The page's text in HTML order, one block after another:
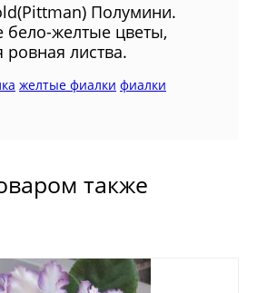
Полумини.
желтые цветы,
ровная листва.
желтые фиалки фиалки
также